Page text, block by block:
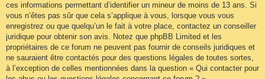
ces informations permettant d’identifier un mineur de moins de 13 ans. Si
vous n’êtes pas sûr que cela s’applique à vous, lorsque vous vous
enregistrez ou que quelqu’un le fait à votre place, contactez un conseiller
juridique pour obtenir son avis. Notez que phpBB Limited et les
propriétaires de ce forum ne peuvent pas fournir de conseils juridiques et
ne sauraient être contactés pour des questions légales de toutes sortes,
à l’exception de celles mentionnées dans la question « Qui contacter pour